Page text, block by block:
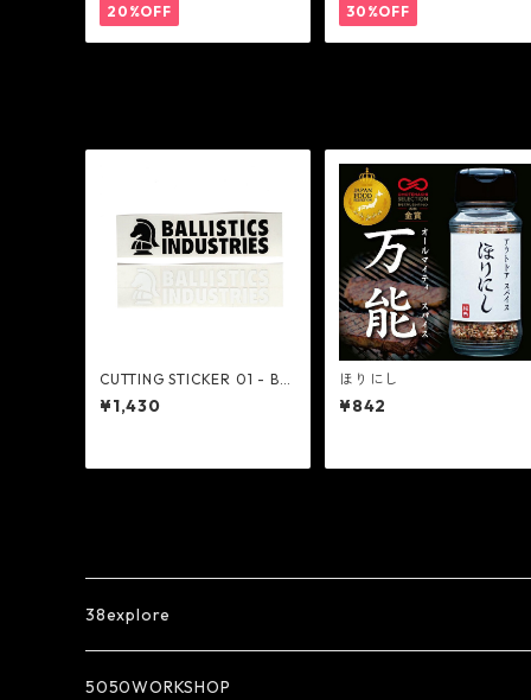
20%OFF 30%OFF
CUTTING STICKER 01 - Bal
listics
¥1,430
ほりにし
¥842
38explore
5050WORKSHOP